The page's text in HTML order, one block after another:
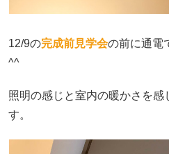
12/9の完成前見学会の前に通電
^^
照明の感じと室内の暖かさを感
す。